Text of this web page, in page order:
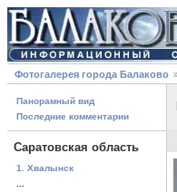
Фотогалерея города Балаково
Панорамный вид
Последние комментарии
Саратовская область
1. Хвалынск